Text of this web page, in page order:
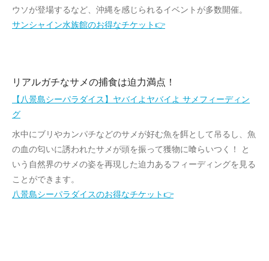
ウソが登場するなど、沖縄を感じられるイベントが多数開催。
サンシャイン水族館のお得なチケット👉
リアルガチなサメの捕食は迫力満点！
【八景島シーパラダイス】ヤバイよヤバイよ サメフィーディン
グ
水中にブリやカンパチなどのサメが好む魚を餌として吊るし、魚
の血の匂いに誘われたサメが頭を振って獲物に喰らいつく！ と
いう自然界のサメの姿を再現した迫力あるフィーディングを見る
ことができます。
八景島シーパラダイスのお得なチケット👉